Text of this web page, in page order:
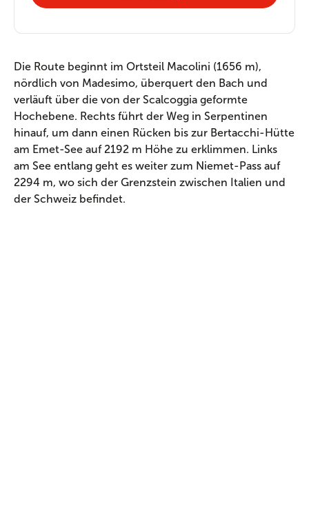
Die Route beginnt im Ortsteil Macolini (1656 m),
nördlich von Madesimo, überquert den Bach und
verläuft über die von der Scalcoggia geformte
Hochebene. Rechts führt der Weg in Serpentinen
hinauf, um dann einen Rücken bis zur Bertacchi-Hütte
am Emet-See auf 2192 m Höhe zu erklimmen. Links
am See entlang geht es weiter zum Niemet-Pass auf
2294 m, wo sich der Grenzstein zwischen Italien und
der Schweiz befindet.